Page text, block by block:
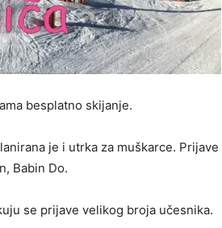
besplatno skijanje.
je i utrka za muškarce. Prijave
Babin Do.
se prijave velikog broja učesnika.